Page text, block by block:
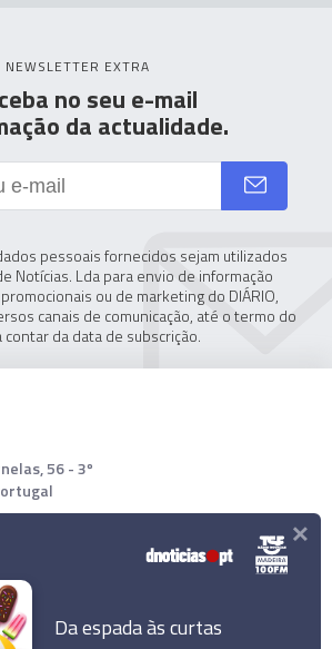
NEWSLETTER EXTRA
no seu e-mail
da actualidade.
pessoais fornecidos sejam utilizados
Notícias. Lda para envio de informação
ou de marketing do DIÁRIO,
canais de comunicação, até o termo do
da data de subscrição.
56 - 3º
Da espada às curtas
×